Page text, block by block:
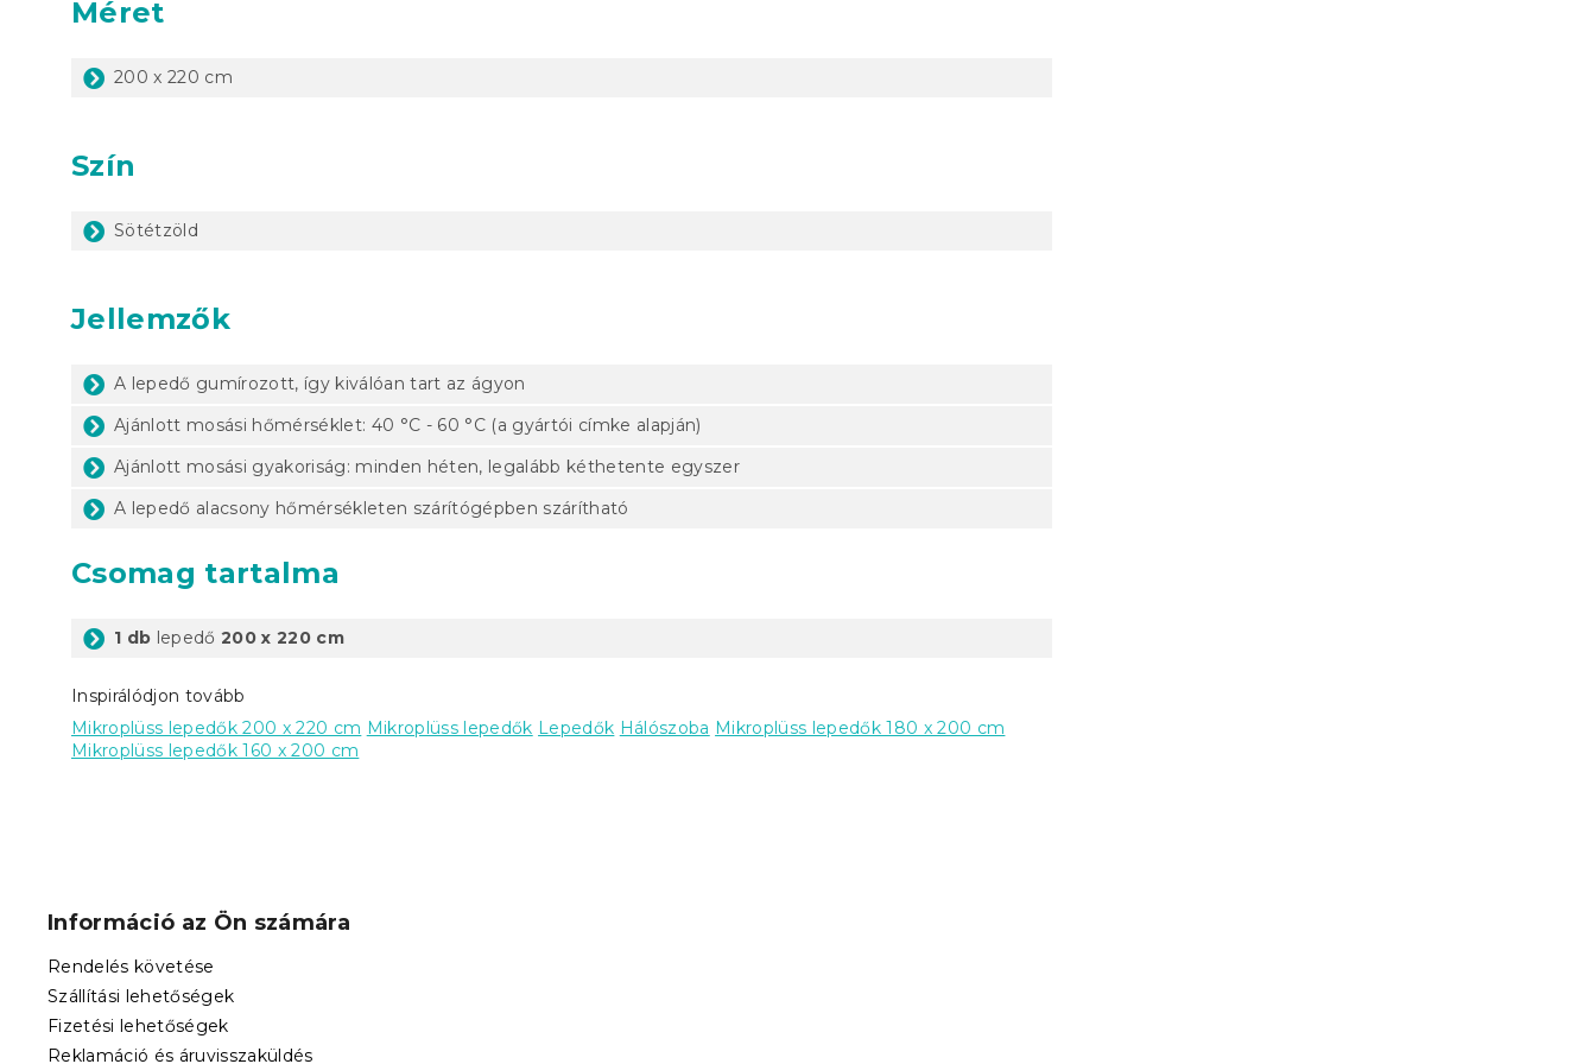
Méret
200 x 220 cm
Szín
Sötétzöld
Jellemzők
A lepedő gumírozott, így kiválóan tart az ágyon
Ajánlott mosási hőmérséklet: 40 °C - 60 °C (a gyártói címke alapján)
Ajánlott mosási gyakoriság: minden héten, legalább kéthetente egyszer
A lepedő alacsony hőmérsékleten szárítógépben szárítható
Csomag tartalma
1 db lepedő200 x 220 cm
Inspirálódjon tovább
Mikroplüss lepedők 200 x 220 cm Mikroplüss lepedők Lepedők Hálószoba Mikroplüss lepedők 180 x 200 cm
Mikroplüss lepedők 160 x 200 cm
Információ az Ön számára
Rendelés követése
Szállítási lehetőségek
Fizetési lehetőségek
Reklamáció és áruvisszaküldés